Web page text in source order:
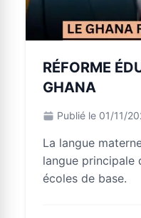
RÉFORME
GHANA
Publié le 01/11/
La langue
langue principale
écoles de base.